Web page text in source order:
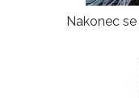
INFORMACE
Nakonec